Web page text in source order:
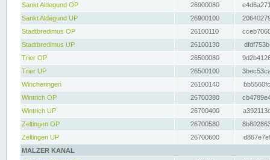
Sankt Aldegund OP
26900080
Sankt Aldegund UP
26900100
Stadtbredimus OP
26100110
Stadtbredimus UP
26100130
Trier OP
26500080
Trier UP
26500100
Wincheringen
26100140
Wintrich OP
26700380
Wintrich UP
26700400
Zeltingen OP
26700580
Zeltingen UP
26700600
MALZER KANAL